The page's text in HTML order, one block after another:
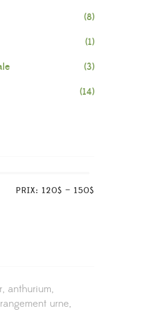
(8)
(1)
(3)
(14)
PRIX: 120$ — 150$
anthurium
urne